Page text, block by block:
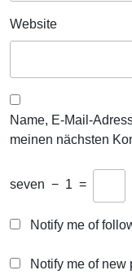
Website
Name, E-Mail-
meinen nächsten
seven − 1 =
Notify me of
Notify me of new